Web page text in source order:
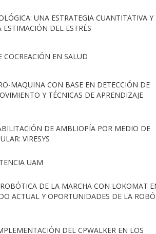
UNA ESTRATEGIA CUANTITATIVA
ESTIMACIÓN DEL ESTRÉS
COCREACIÓN EN SALUD
MAQUINA CON BASE EN DETECCIÓN DE
Y TÉCNICAS DE APRENDIZAJE
DE AMBLIOPÍA POR MEDIO DE
VIRESYS
UAM
DE LA MARCHA CON LOKOMAT
ACTUAL Y OPORTUNIDADES DE LA
DEL CPWALKER EN LOS